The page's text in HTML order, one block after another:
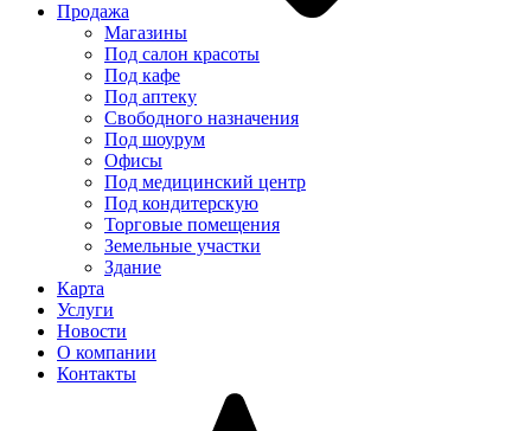
Продажа
Магазины
Под салон красоты
Под кафе
Под аптеку
Свободного назначения
Под шоурум
Офисы
Под медицинский центр
Под кондитерскую
Торговые помещения
Земельные участки
Здание
Карта
Услуги
Новости
О компании
Контакты